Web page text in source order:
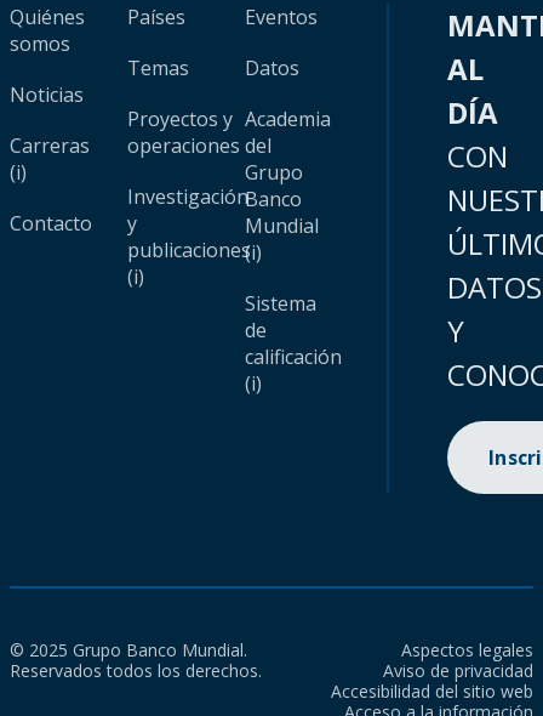
Quiénes
somos
Noticias
Carreras
(i)
Contacto
Países
Temas
Proyectos y
operaciones
Investigación
y
publicaciones
(i)
Eventos
Datos
Academia
del
Grupo
Banco
Mundial
(i)
Sistema
de
calificación
(i)
AL
DÍA
CON
DATOS
Y
© 2025 Grupo Banco Mundial.
Reservados todos los derechos.
Aspectos legales
Aviso de privacidad
Accesibilidad del sitio web